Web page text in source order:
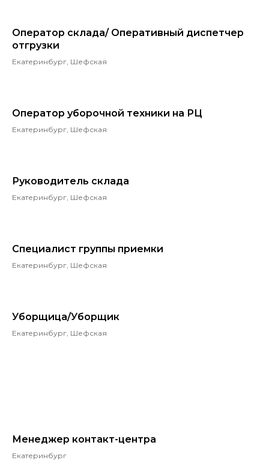
Оператор склада/ Оперативный диспетчер
отгрузки
Екатеринбург, Шефская
Оператор уборочной техники на РЦ
Екатеринбург, Шефская
Руководитель склада
Екатеринбург, Шефская
Специалист группы приемки
Екатеринбург, Шефская
Уборщица/Уборщик
Екатеринбург, Шефская
Менеджер контакт-центра
Екатеринбург